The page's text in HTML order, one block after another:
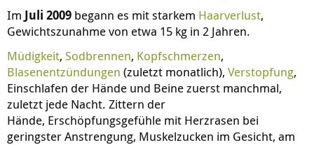
Im Juli 2009 begann es mit starkem Haarverlust,
Gewichtszunahme von etwa 15 kg in 2 Jahren.
Müdigkeit, Sodbrennen, Kopfschmerzen,
Blasenentzündungen (zuletzt monatlich), Verstopfung,
Einschlafen der Hände und Beine zuerst manchmal,
zuletzt jede Nacht. Zittern der
Hände, Erschöpfungsgefühle mit Herzrasen bei
geringster Anstrengung, Muskelzucken im Gesicht, am